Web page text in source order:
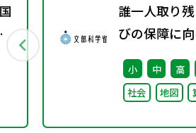
誰一人取り
びの保障に
対策推進本
安心して学
学校づくり
た方向性等
小 中 高
社会
地図